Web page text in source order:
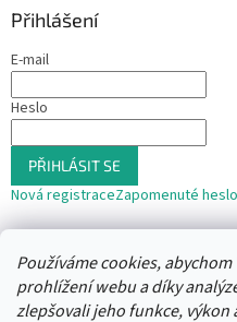
Používáme cookies,
prohlížení webu a díky
zlepšovali jeho funkce, výkon
Přihlášení
E-mail
Heslo
PŘIHLÁSIT SE
Nová registraceZapomenuté heslo